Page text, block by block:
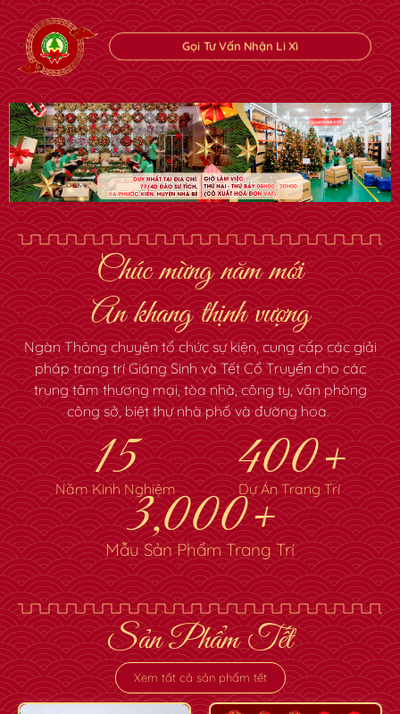
Gọi Tư Vấn Nhận Li Xì
Chúc mừng năm mới
An khang thịnh vượng
Ngàn Thông chuyên tổ chức sự kiện, cung cấp các giải
pháp trang trí Giáng Sinh và Tết Cổ Truyển cho các
trung tâm thương mại, tòa nhà, công ty, văn phòng
công sở, biệt thự nhà phố và đường hoa.
Năm Kinh Nghiệm
15 Dự Án Trang Trí
400+
Mẫu Sản Phẩm Trang Trí
3,000+
Sản Phẩm Tết
Xem tất cả sản phẩm tết
✿ ✿